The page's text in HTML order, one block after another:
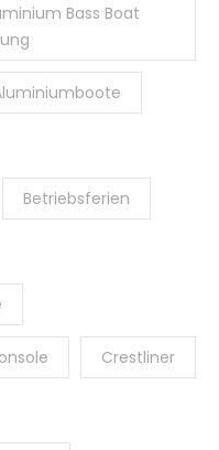
Bass Boat
Betriebsferien
Crestliner